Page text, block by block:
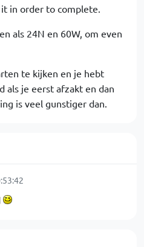
in order to complete.
als 24N en 60W, om even
te kijken en je hebt
als je eerst afzakt en dan
is veel gunstiger dan.